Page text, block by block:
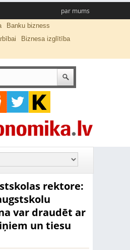
par mums
Banku bizness
Biznesa izglītība
rektore:
var draudēt ar
un tiesu